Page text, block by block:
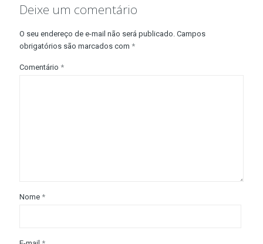
Deixe um comentário
O seu endereço de e-mail não será publicado. Campos
obrigatórios são marcados com *
Comentário *
Nome *